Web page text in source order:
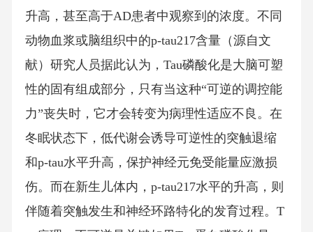
升高，甚至高于AD患者中观察到的浓度。不同
动物血浆或脑组织中的p-tau217含量（源自文
献）研究人员据此认为，Tau磷酸化是大脑可塑
性的固有组成部分，只有当这种“可逆的调控能
力”丧失时，它才会转变为病理性适应不良。在
冬眠状态下，低代谢会诱导可逆性的突触退缩
和p-tau水平升高，保护神经元免受能量应激损
伤。而在新生儿体内，p-tau217水平的升高，则
伴随着突触发生和神经环路特化的发育过程。T